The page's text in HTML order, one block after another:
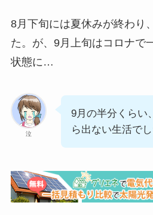
8月下旬には夏休みが終わり
た。が、9月上旬はコロナで
状態に…
泣
9月の半分くらい
ら出ない生活でし